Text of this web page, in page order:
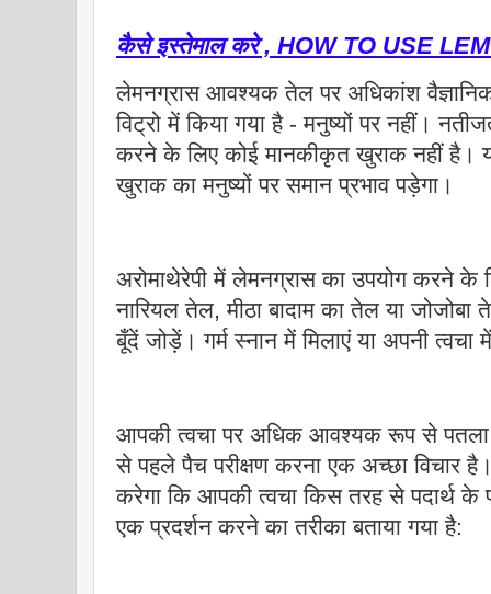
कैसे इस्तेमाल करे , HOW TO USE
लेमनग्रास आवश्यक तेल पर अधिकांश
विट्रो में किया गया है - मनुष्यों पर नहीं।
करने के लिए कोई मानकीकृत खुराक नहीं है।
खुराक का मनुष्यों पर समान प्रभाव पड़ेगा।
अरोमाथेरेपी में लेमनग्रास का उपयोग करने
नारियल तेल, मीठा बादाम का तेल या
बूँदें जोड़ें। गर्म स्नान में मिलाएं या अपनी
आपकी त्वचा पर अधिक आवश्यक रूप से
से पहले पैच परीक्षण करना एक अच्छा
करेगा कि आपकी त्वचा किस तरह से पदार्थ के
एक प्रदर्शन करने का तरीका बताया गया है: